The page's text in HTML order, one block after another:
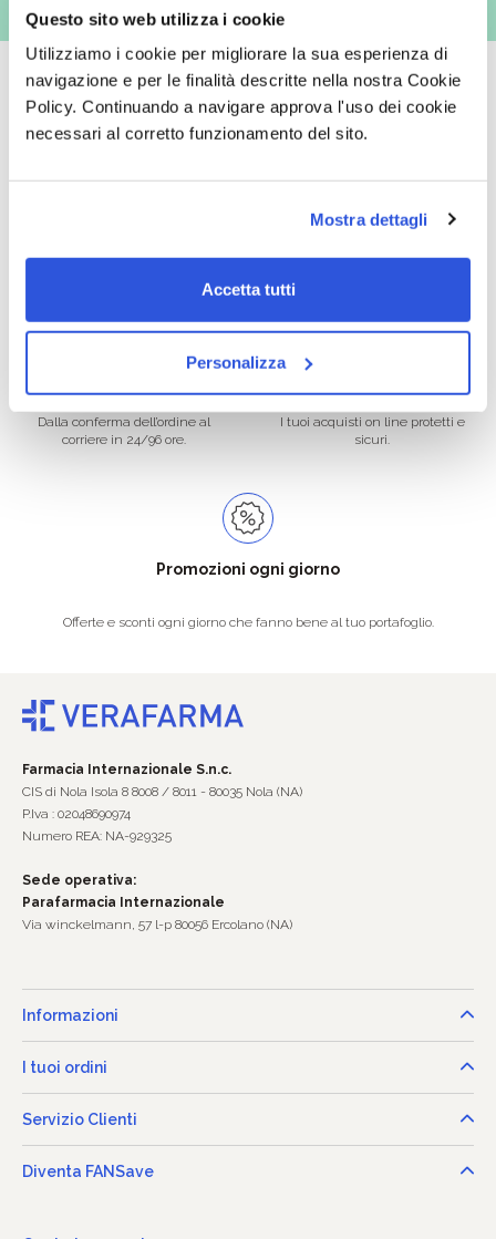
Questo sito web utilizza i cookie
Utilizziamo i cookie per migliorare la sua esperienza di
navigazione e per le finalità descritte nella nostra Cookie
Policy. Continuando a navigare approva l'uso dei cookie
necessari al corretto funzionamento del sito.
Mostra dettagli
Accetta tutti
Personalizza
la spedizione la regaliamo noi.
Consegna veloce
Dalla conferma dell’ordine al
corriere in 24/96 ore.
Pagamenti sicuri
I tuoi acquisti on line protetti e
sicuri.
Promozioni ogni giorno
Offerte e sconti ogni giorno che fanno bene al tuo portafoglio.
Farmacia Internazionale S.n.c.
CIS di Nola Isola 8 8008 / 8011 - 80035 Nola (NA)
P.Iva : 02048690974
Numero REA: NA-929325
Sede operativa:
Parafarmacia Internazionale
Via winckelmann, 57 l-p 80056 Ercolano (NA)
Informazioni
I tuoi ordini
Servizio Clienti
Diventa FANSave